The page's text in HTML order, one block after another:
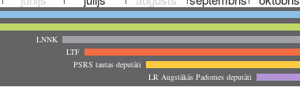
LNNK
LTF
PSRS tautas deputāti
LR Augstākās Padomes deputāti